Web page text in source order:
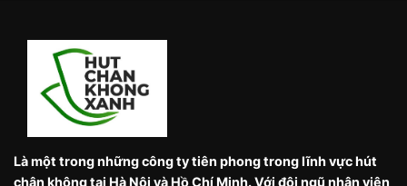
Là một trong những công ty tiên phong trong lĩnh vực hút
chân không tại Hà Nội và Hồ Chí Minh. Với đội ngũ nhân viên